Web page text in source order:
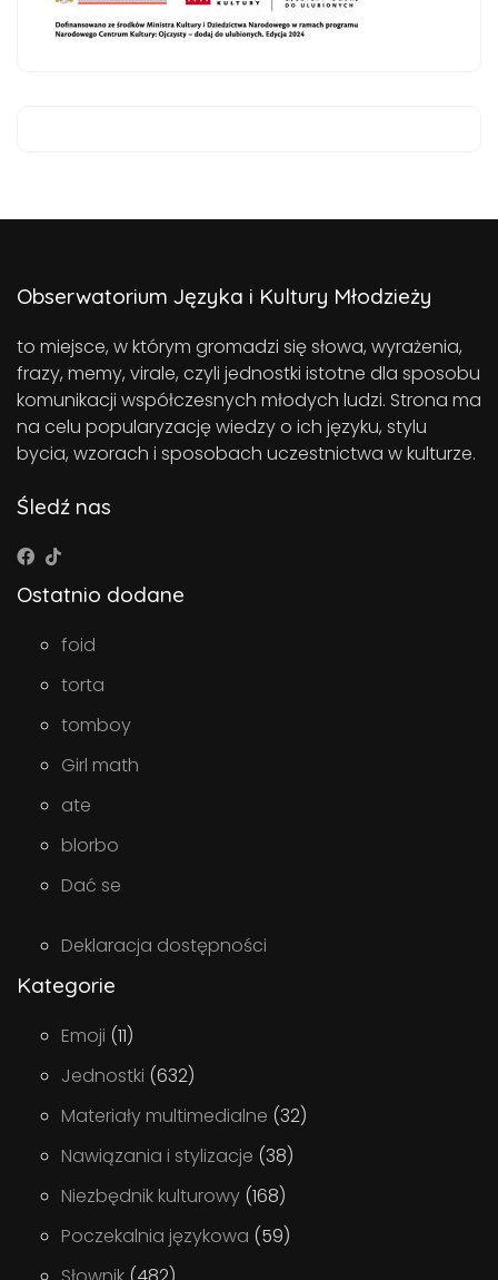
Obserwatorium Języka i Kultury Młodzieży
to miejsce, w którym gromadzi się słowa, wyrażenia,
frazy, memy, virale, czyli jednostki istotne dla sposobu
komunikacji współczesnych młodych ludzi. Strona ma
na celu popularyzację wiedzy o ich języku, stylu
bycia, wzorach i sposobach uczestnictwa w kulturze.
Śledź nas
Ostatnio dodane
foid
torta
tomboy
Girl math
ate
blorbo
Dać se
Deklaracja dostępności
Kategorie
Emoji (11)
Jednostki (632)
Materiały multimedialne (32)
Nawiązania i stylizacje (38)
Niezbędnik kulturowy (168)
Poczekalnia językowa (59)